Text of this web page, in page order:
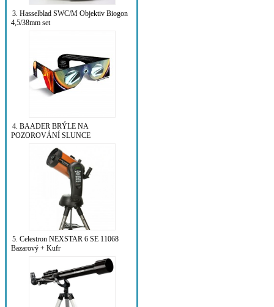
3. Hasselblad SWC/M Objektiv Biogon
4,5/38mm set
4. BAADER BRÝLE NA
POZOROVÁNÍ SLUNCE
5. Celestron NEXSTAR 6 SE 11068
Bazarový + Kufr